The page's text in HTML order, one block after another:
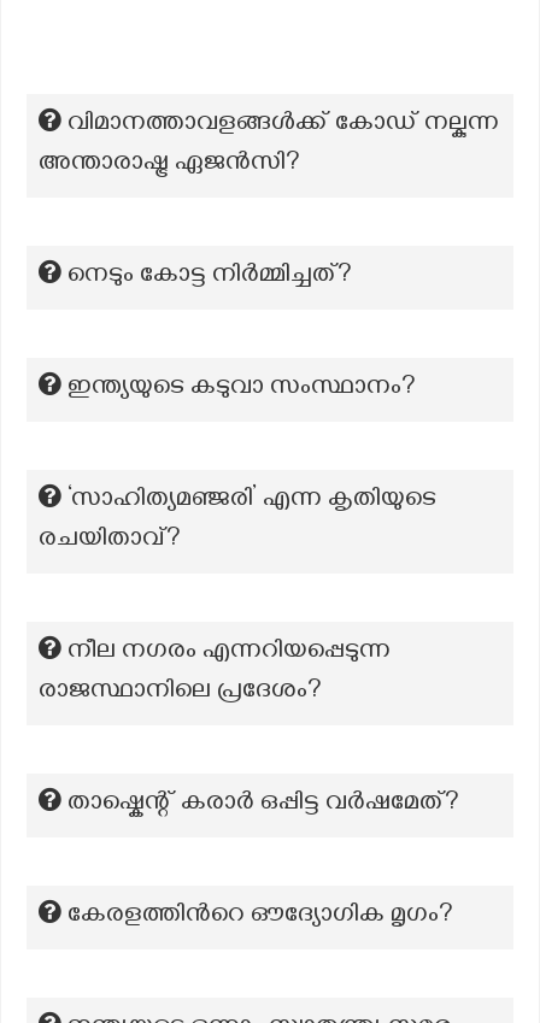
വിമാനത്താവളങ്ങൾക്ക് കോഡ് നല്കുന്ന
അന്താരാഷ്ട്ര ഏജൻസി?
നെടും കോട്ട നിർമ്മിച്ചത്?
ഇന്ത്യയുടെ കടുവാ സംസ്ഥാനം?
‘സാഹിത്യമഞ്ജരി’ എന്ന കൃതിയുടെ
രചയിതാവ്?
നീല നഗരം എന്നറിയപ്പെടുന്ന
രാജസ്ഥാനിലെ പ്രദേശം?
താഷ്കെന്റ് കരാർ ഒപ്പിട്ട വർഷമേത്?
കേരളത്തിന്‍റെ ഔദ്യോഗിക മൃഗം?